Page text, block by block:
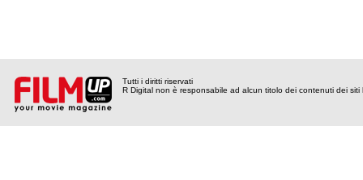
Tutti i diritti riservati
R Digital non è responsabile ad alcun titolo dei contenuti dei siti